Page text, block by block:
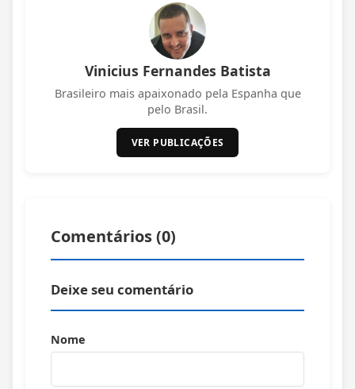
Vinicius Fernandes Batista
Brasileiro mais apaixonado pela Espanha que
pelo Brasil.
VER PUBLICAÇÕES
Comentários (0)
Deixe seu comentário
Nome